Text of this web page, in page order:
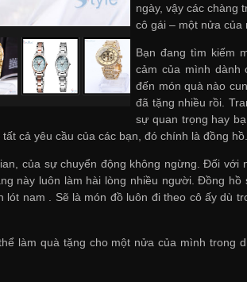
ngày, vậy các chàng
cô gái – một nửa của
Bạn đang tìm kiếm
cảm của mình dành
đến món quà nào
đã tặng nhiều rồi.
sự quan trọng hay
cả yêu cầu của các bạn, đó chính là đồng hồ.
của sự chuyển động không ngừng. Đối
này luôn làm hài lòng nhiều người. Đồng
lót nam . Sẽ là món đồ luôn đi theo cô ấy dù
làm quà tặng cho một nửa của mình trong